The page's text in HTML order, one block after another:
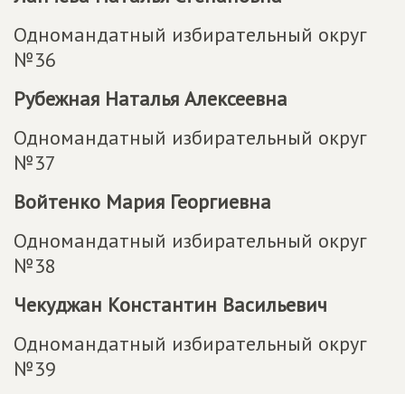
Одномандатный избирательный округ
№36
Рубежная Наталья Алексеевна
Одномандатный избирательный округ
№37
Войтенко Мария Георгиевна
Одномандатный избирательный округ
№38
Чекуджан Константин Васильевич
Одномандатный избирательный округ
№39